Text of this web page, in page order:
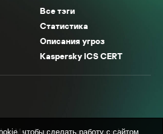
Все тэги
Статистика
Описания угроз
Kaspersky ICS CERT
Meta AI принадлежат компании Meta,
чтобы сделать работу с сайтом